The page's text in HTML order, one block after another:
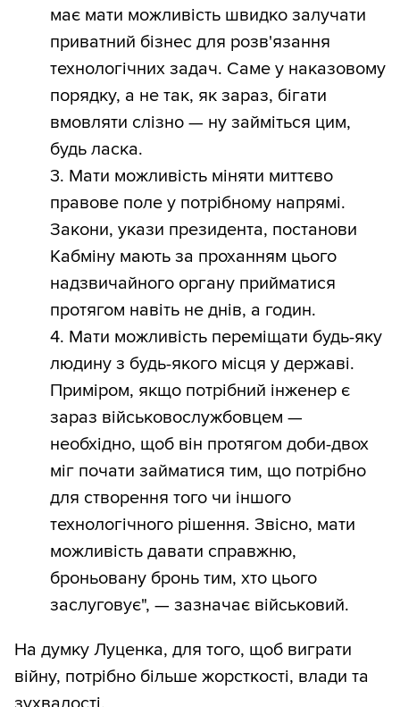
має мати можливість швидко залучати
приватний бізнес для розв'язання
технологічних задач. Саме у наказовому
порядку, а не так, як зараз, бігати
вмовляти слізно — ну займіться цим,
будь ласка.
3. Мати можливість міняти миттєво
правове поле у потрібному напрямі.
Закони, укази президента, постанови
Кабміну мають за проханням цього
надзвичайного органу прийматися
протягом навіть не днів, а годин.
4. Мати можливість переміщати будь-яку
людину з будь-якого місця у державі.
Приміром, якщо потрібний інженер є
зараз військовослужбовцем —
необхідно, щоб він протягом доби-двох
міг почати займатися тим, що потрібно
для створення того чи іншого
технологічного рішення. Звісно, мати
можливість давати справжню,
броньовану бронь тим, хто цього
заслуговує", — зазначає військовий.
На думку Луценка, для того, щоб виграти
війну, потрібно більше жорсткості, влади та